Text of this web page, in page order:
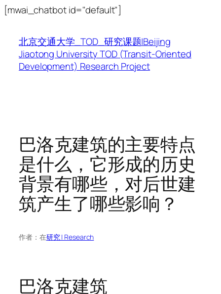
[mwai_chatbot id="default"]
内
容
北京交通大学_TOD_研究课题|Beijing
Jiaotong University TOD (Transit-Oriented
Development) Research Project
巴洛克建筑的主要特点
是什么，它形成的历史
背景有哪些，对后世建
筑产生了哪些影响？
作者： 在研究 | Research
巴洛克建筑